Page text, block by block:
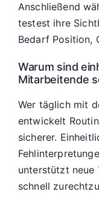
Anschließend
testest ihre
Bedarf Position,
Warum sind
Mitarbeitende
Wer täglich mit
entwickelt
sicherer.
unterstützt neue
schnell